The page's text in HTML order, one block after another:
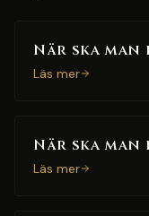
När ska
Läs mer
När ska
Läs mer